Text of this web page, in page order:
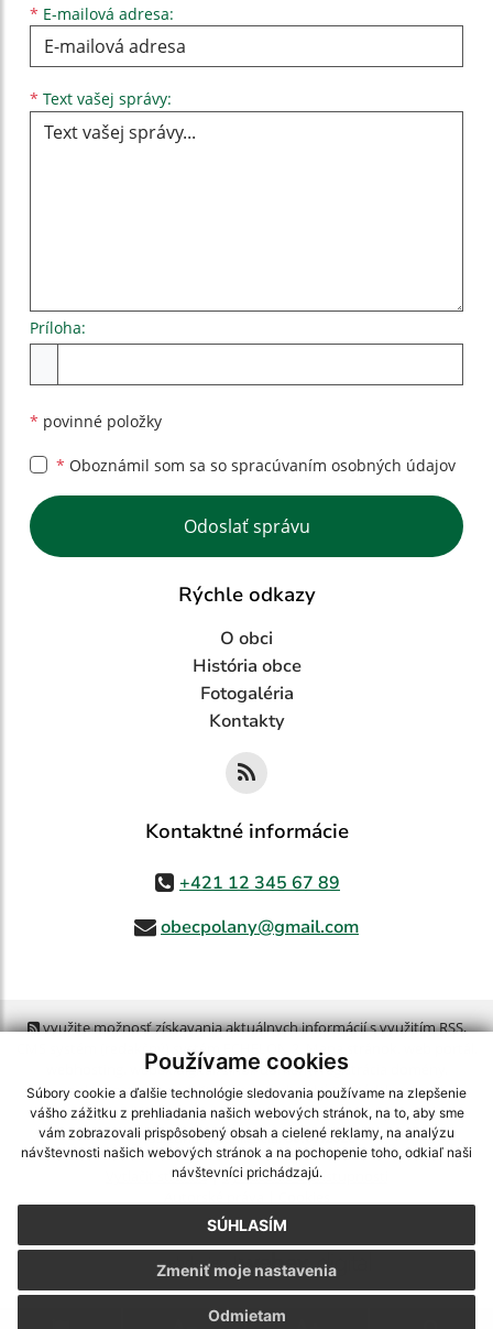
Používame cookies
Súbory cookie a ďalšie technológie sledovania používame na zlepšenie
vášho zážitku z prehliadania našich webových stránok, na to, aby sme
vám zobrazovali prispôsobený obsah a cielené reklamy, na analýzu
návštevnosti našich webových stránok a na pochopenie toho, odkiaľ naši
návštevníci prichádzajú.
SÚHLASÍM
Odmietam
Zmeniť moje nastavenia
* E-mailová adresa:
* Text vašej správy:
Príloha:
* povinné položky
* Oboznámil som sa so spracúvaním osobných údajov
Google reCaptcha Response
Odoslať správu
Rýchle odkazy
O obci
História obce
Fotogaléria
Kontakty
Kontaktné informácie
+421 12 345 67 89
obecpolany@gmail.com
využite možnosť získavania aktuálnych informácií s využitím RSS,
CMS systém (redakčný) systém ECHELON 2, Mapa stránok
webex.digital, s.r.o.,domény,registrácia domény
spoločnosť webex.digital, s.r.o.,technický prevádzkovateľ
Posledná aktualizácia:30.07.2026
Vytlačiť stránku|Vyhlásenie o prístupnosti
webdesign